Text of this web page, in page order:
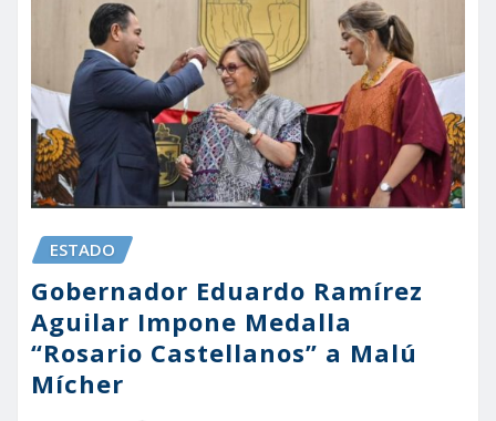
ESTADO
Gobernador Eduardo Ramírez
Aguilar Impone Medalla
“Rosario Castellanos” a Malú
Mícher